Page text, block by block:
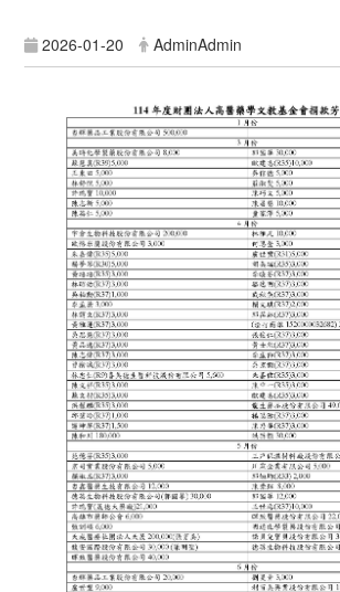
2026-01-20 AdminAdmin